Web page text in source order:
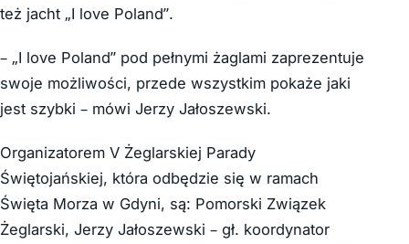
też jacht „I love Poland”.
– „I love Poland” pod pełnymi żaglami zaprezentuje
swoje możliwości, przede wszystkim pokaże jaki
jest szybki – mówi Jerzy Jałoszewski.
Organizatorem V Żeglarskiej Parady
Świętojańskiej, która odbędzie się w ramach
Święta Morza w Gdyni, są: Pomorski Związek
Żeglarski, Jerzy Jałoszewski – gł. koordynator